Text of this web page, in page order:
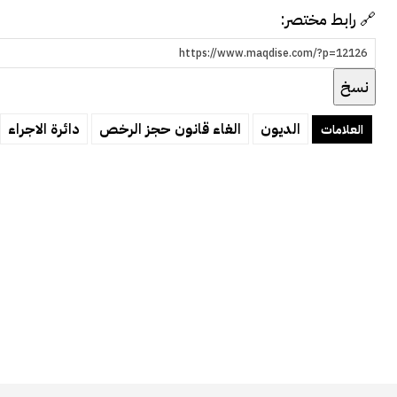
🔗 رابط مختصر:
نسخ
العلامات الديون الغاء قانون حجز الرخص دائرة الاجراء